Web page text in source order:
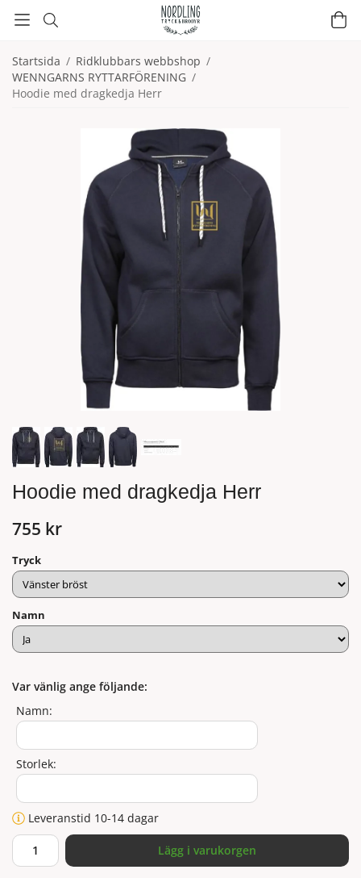
Startsida / Ridklubbars webbshop /
WENNGARNS RYTTARFÖRENING /
Hoodie med dragkedja Herr
Hoodie med dragkedja Herr
755 kr
Tryck
Namn
Var vänlig ange följande:
Namn:
Storlek:
Leveranstid 10-14 dagar
Lägg i varukorgen